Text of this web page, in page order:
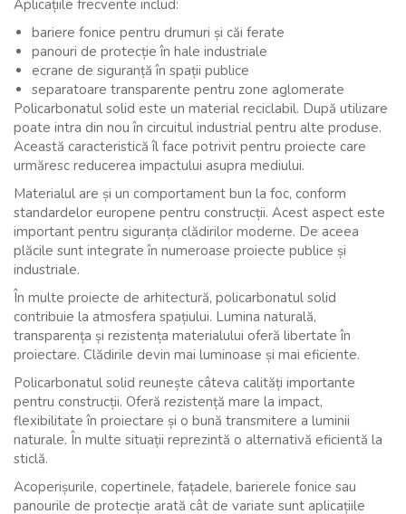
Aplicațiile frecvente includ:
bariere fonice pentru drumuri și căi ferate
panouri de protecție în hale industriale
ecrane de siguranță în spații publice
separatoare transparente pentru zone aglomerate
Policarbonatul solid este un material reciclabil. După utilizare
poate intra din nou în circuitul industrial pentru alte produse.
Această caracteristică îl face potrivit pentru proiecte care
urmăresc reducerea impactului asupra mediului.
Materialul are și un comportament bun la foc, conform
standardelor europene pentru construcții. Acest aspect este
important pentru siguranța clădirilor moderne. De aceea
plăcile sunt integrate în numeroase proiecte publice și
industriale.
În multe proiecte de arhitectură, policarbonatul solid
contribuie la atmosfera spațiului. Lumina naturală,
transparența și rezistența materialului oferă libertate în
proiectare. Clădirile devin mai luminoase și mai eficiente.
Policarbonatul solid reunește câteva calități importante
pentru construcții. Oferă rezistență mare la impact,
flexibilitate în proiectare și o bună transmitere a luminii
naturale. În multe situații reprezintă o alternativă eficientă la
sticlă.
Acoperișurile, copertinele, fațadele, barierele fonice sau
panourile de protecție arată cât de variate sunt aplicațiile